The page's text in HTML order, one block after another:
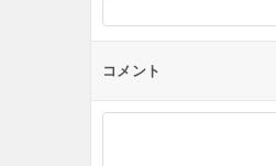
コメント